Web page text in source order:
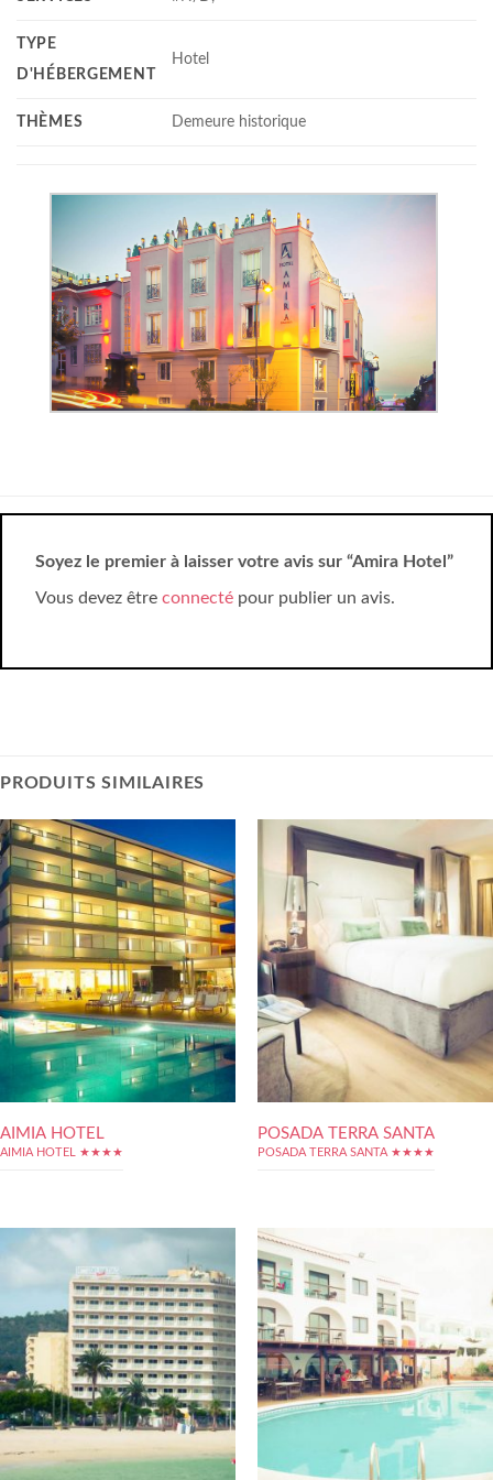
TYPE
D'HÉBERGEMENT
Hotel
THÈMES Demeure historique
Soyez le premier à laisser votre avis sur “Amira Hotel”
Vous devez être connecté pour publier un avis.
PRODUITS SIMILAIRES
AIMIA HOTEL
AIMIA HOTEL ★★★★
POSADA TERRA SANTA
POSADA TERRA SANTA ★★★★